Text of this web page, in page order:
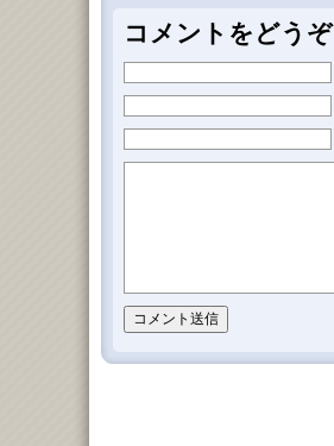
コメントをどうぞ